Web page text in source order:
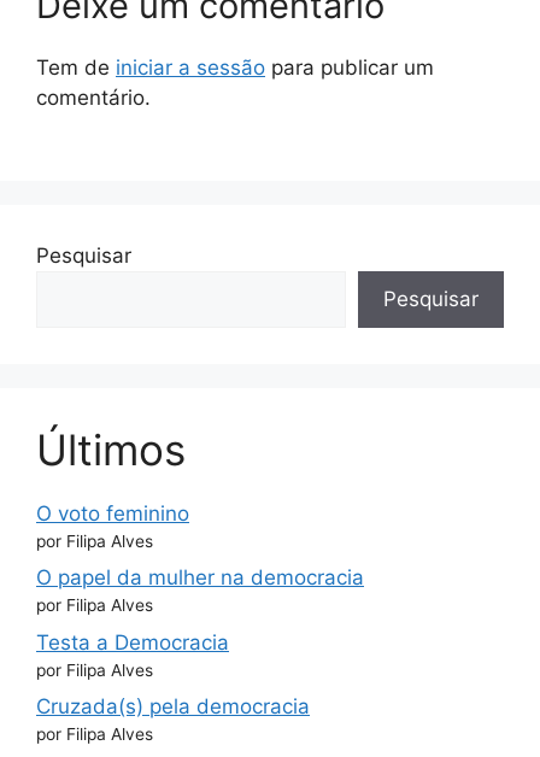
Tem de iniciar a sessão para publicar um
comentário.
Pesquisar
Pesquisar
Últimos
O voto feminino
por Filipa Alves
O papel da mulher na democracia
por Filipa Alves
Testa a Democracia
por Filipa Alves
Cruzada(s) pela democracia
por Filipa Alves